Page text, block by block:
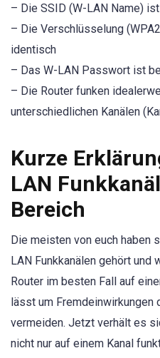
– Die SSID (W-LAN Name)
– Die Verschlüsselung
identisch
– Das W-LAN Passwort ist
– Die Router funken
unterschiedlichen Kanälen
Kurze
LAN
Bereich
Die meisten von euch haben
LAN Funkkanälen gehört und
Router im besten Fall auf
lässt um Fremdeinwirkungen
vermeiden. Jetzt verhält es
nicht nur auf einem Kanal